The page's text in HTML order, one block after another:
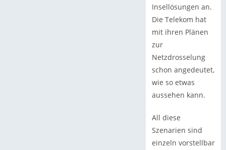
Insellösungen an.
Die Telekom hat
mit ihren Plänen
zur
Netzdrosselung
schon angedeutet,
wie so etwas
aussehen kann.
All diese
Szenarien sind
einzeln vorstellbar